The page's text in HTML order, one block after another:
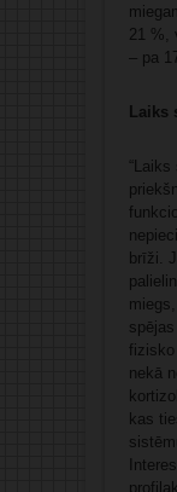
21 %,
– pa
Laiks
brīži.
nekā
kas